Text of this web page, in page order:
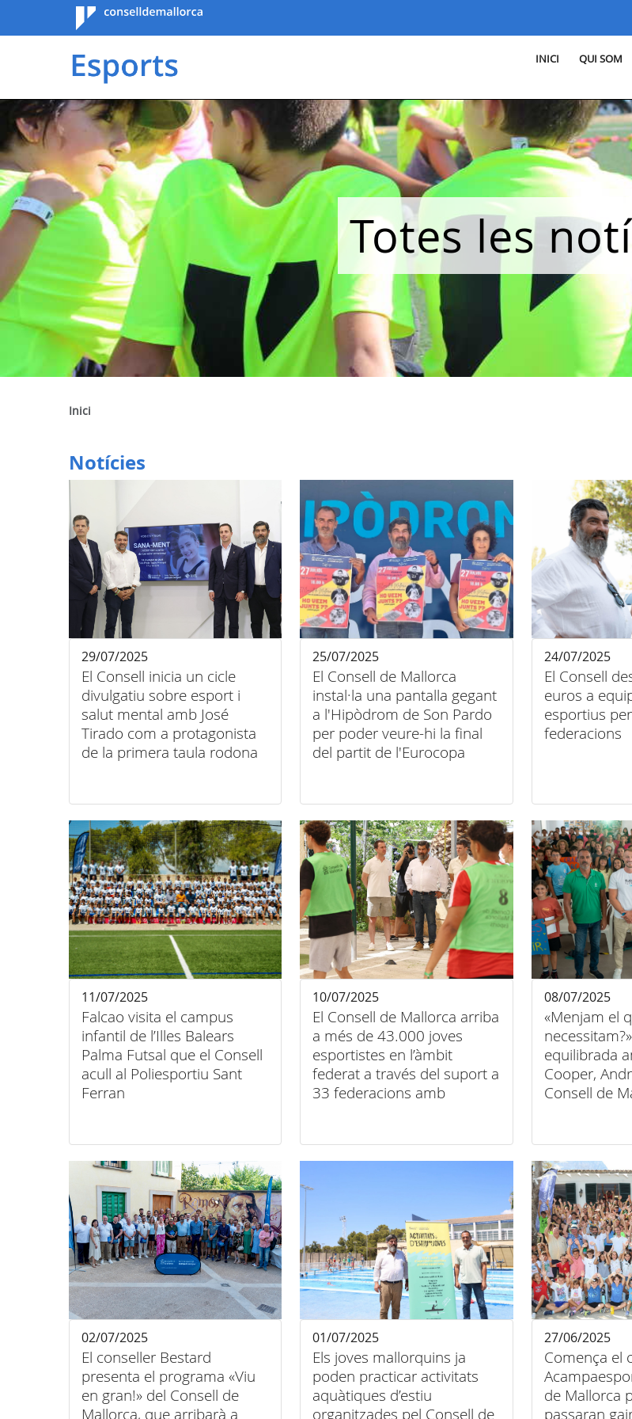
Consell de
Mallorca
INICI QUI SOM
Totes les
Inici
Notícies
El Consell inicia un cicle
divulgatiu sobre esport i
salut mental amb José
Tirado com a protagonista
de la primera taula rodona
29/07/2025
El Consell de Mallorca
instal·la una pantalla gegant
a l'Hipòdrom de Son Pardo
per poder veure-hi la final
del partit de l'Eurocopa
25/07/2025
El Consell
euros a
esportius
federacions
24/07/2025
Falcao visita el campus
infantil de l’Illes Balears
Palma Futsal que el Consell
acull al Poliesportiu Sant
Ferran
11/07/2025
El Consell de Mallorca arriba
a més de 43.000 joves
esportistes en l’àmbit
federat a través del suport a
33 federacions amb
10/07/2025
«Menjam el
equilibrada
Cooper,
Consell de
08/07/2025
El conseller Bestard
presenta el programa «Viu
en gran!» del Consell de
Mallorca, que arribarà a
02/07/2025
Els joves mallorquins ja
poden practicar activitats
aquàtiques d’estiu
organitzades pel Consell de
01/07/2025
Comença el
de Mallorca
passaran
27/06/2025